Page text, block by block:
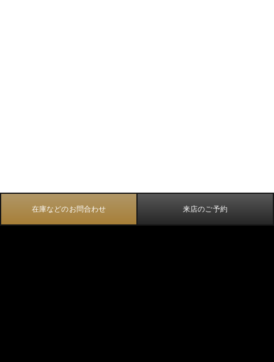
在庫などのお問合わせ 来店のご予約